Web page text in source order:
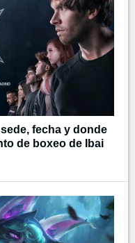
fecha y donde
de boxeo de Ibai